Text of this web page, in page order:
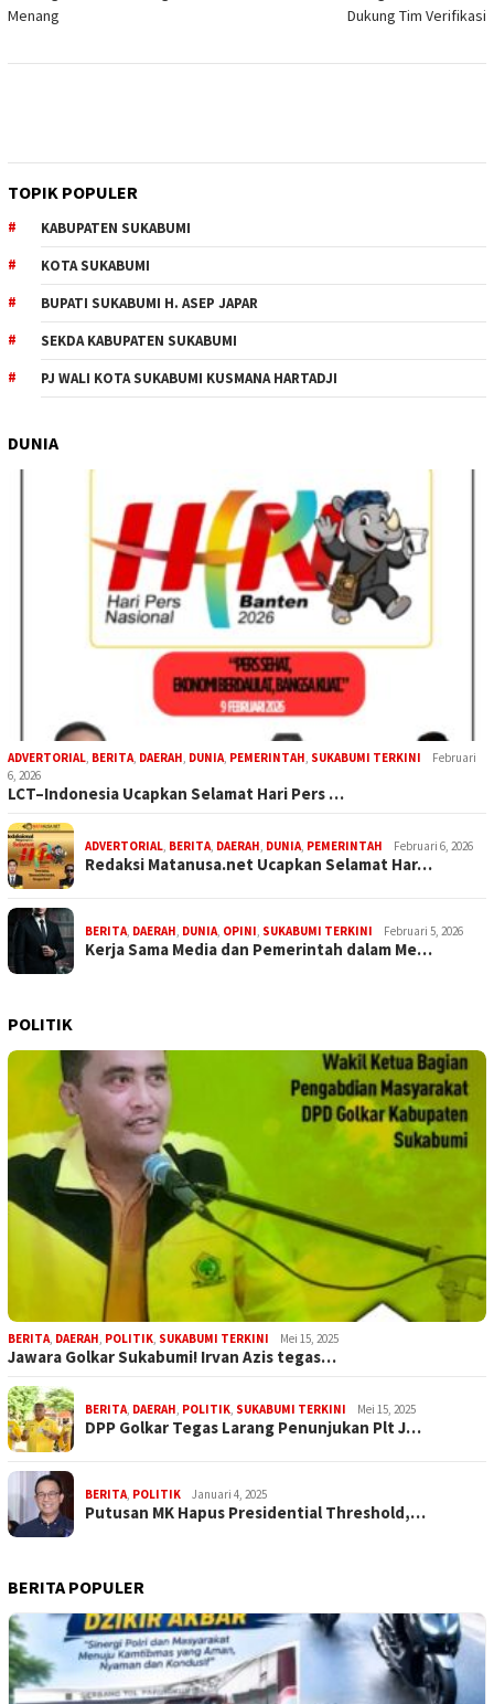
Menang
Dukung Tim Verifikasi
TOPIK POPULER
KABUPATEN SUKABUMI
KOTA SUKABUMI
BUPATI SUKABUMI H. ASEP JAPAR
SEKDA KABUPATEN SUKABUMI
PJ WALI KOTA SUKABUMI KUSMANA HARTADJI
DUNIA
ADVERTORIAL, BERITA, DAERAH, DUNIA, PEMERINTAH, SUKABUMI TERKINI
Februari
6, 2026
LCT–Indonesia Ucapkan Selamat Hari Pers …
ADVERTORIAL, BERITA, DAERAH, DUNIA, PEMERINTAH Februari 6, 2026
Redaksi Matanusa.net Ucapkan Selamat Har…
BERITA, DAERAH, DUNIA, OPINI, SUKABUMI TERKINI Februari 5, 2026
Kerja Sama Media dan Pemerintah dalam Me…
POLITIK
BERITA, DAERAH, POLITIK, SUKABUMI TERKINI Mei 15, 2025
Jawara Golkar Sukabumi! Irvan Azis tegas…
BERITA, DAERAH, POLITIK, SUKABUMI TERKINI Mei 15, 2025
DPP Golkar Tegas Larang Penunjukan Plt J…
BERITA, POLITIK Januari 4, 2025
Putusan MK Hapus Presidential Threshold,…
BERITA POPULER